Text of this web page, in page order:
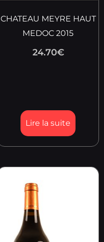
CHATEAU MEYRE HAUT
MEDOC 2015
24.70€
Lire la suite